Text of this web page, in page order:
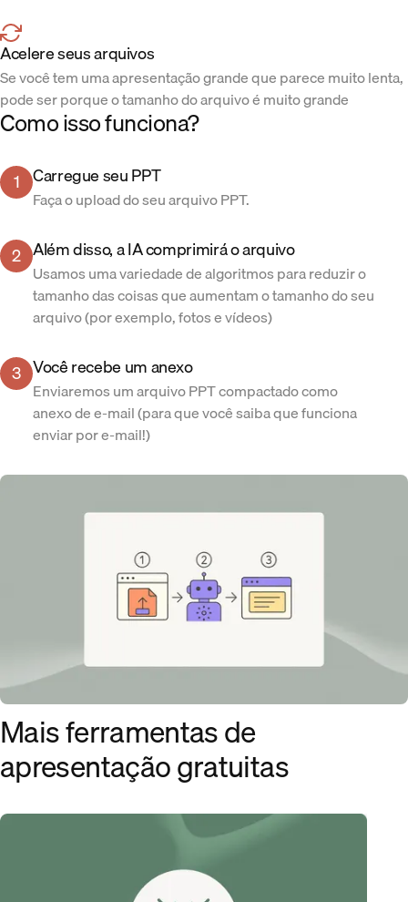
Acelere seus arquivos
Se você tem uma apresentação grande que parece muito lenta,
pode ser porque o tamanho do arquivo é muito grande
Como isso funciona?
1 Carregue seu PPT
Faça o upload do seu arquivo PPT.
2 Além disso, a IA comprimirá o arquivo
Usamos uma variedade de algoritmos para reduzir o
tamanho das coisas que aumentam o tamanho do seu
arquivo (por exemplo, fotos e vídeos)
3 Você recebe um anexo
Enviaremos um arquivo PPT compactado como
anexo de e-mail (para que você saiba que funciona
enviar por e-mail!)
Mais ferramentas de
apresentação gratuitas